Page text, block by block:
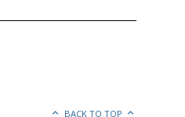
BACK TO TOP